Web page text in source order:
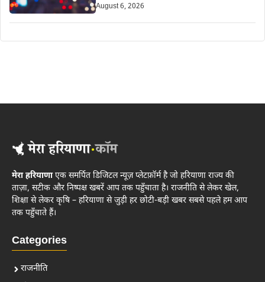
August 6, 2026
मेरा हरियाणाएक समर्पित डिजिटल न्यूज़ प्लेटफ़ॉर्म है जो हरियाणा राज्य की
ताज़ा, सटीक और निष्पक्ष खबरें आप तक पहुँचाता है। राजनीति से लेकर खेल,
शिक्षा से लेकर कृषि – हरियाणा से जुड़ी हर छोटी-बड़ी खबर सबसे पहले हम आप
तक पहुँचाते हैं।
Categories
राजनीति